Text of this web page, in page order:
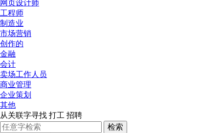
网页设计师
工程师
制造业
市场营销
创作的
金融
会计
卖场工作人员
商业管理
企业策划
其他
从关联字寻找 打工 招聘